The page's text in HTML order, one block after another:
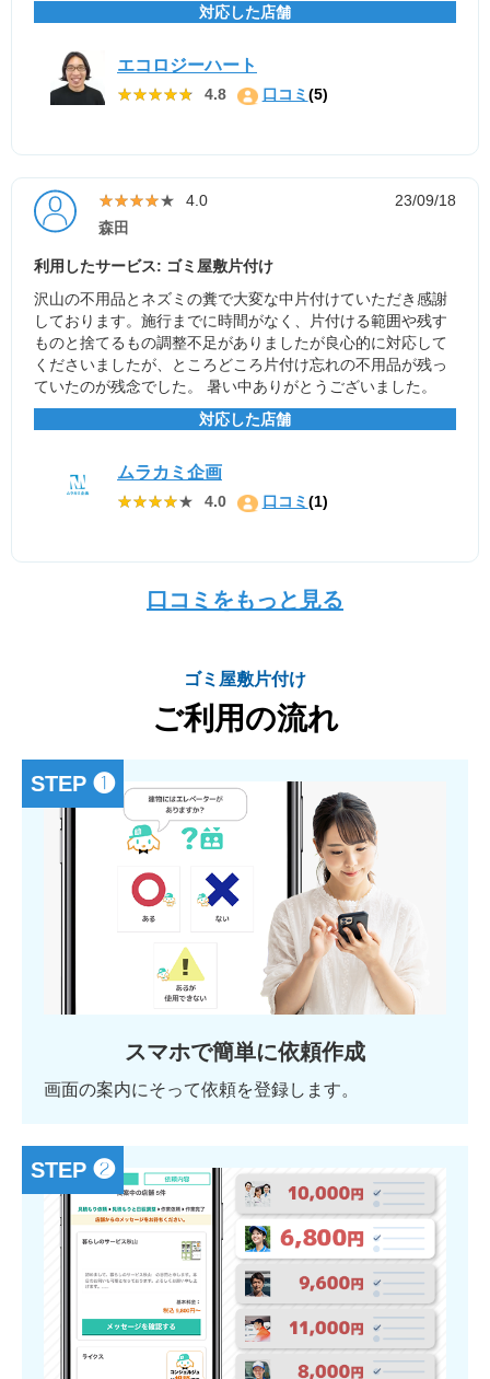
対応した店舗
エコロジーハート
★★★★★
★★★★★ 4.8 口コミ(5)
★★★★★
★★★★★ 4.0
23/09/18
森田
利用したサービス: ゴミ屋敷片付け
沢山の不用品とネズミの糞で大変な中片付けていただき感謝
しております。施行までに時間がなく、片付ける範囲や残す
ものと捨てるもの調整不足がありましたが良心的に対応して
くださいましたが、ところどころ片付け忘れの不用品が残っ
ていたのが残念でした。 暑い中ありがとうございました。
対応した店舗
ムラカミ企画
★★★★★
★★★★★ 4.0 口コミ(1)
口コミをもっと見る
ゴミ屋敷片付け
ご利用の流れ
STEP ❶
スマホで簡単に依頼作成
画面の案内にそって依頼を登録します。
STEP ❷